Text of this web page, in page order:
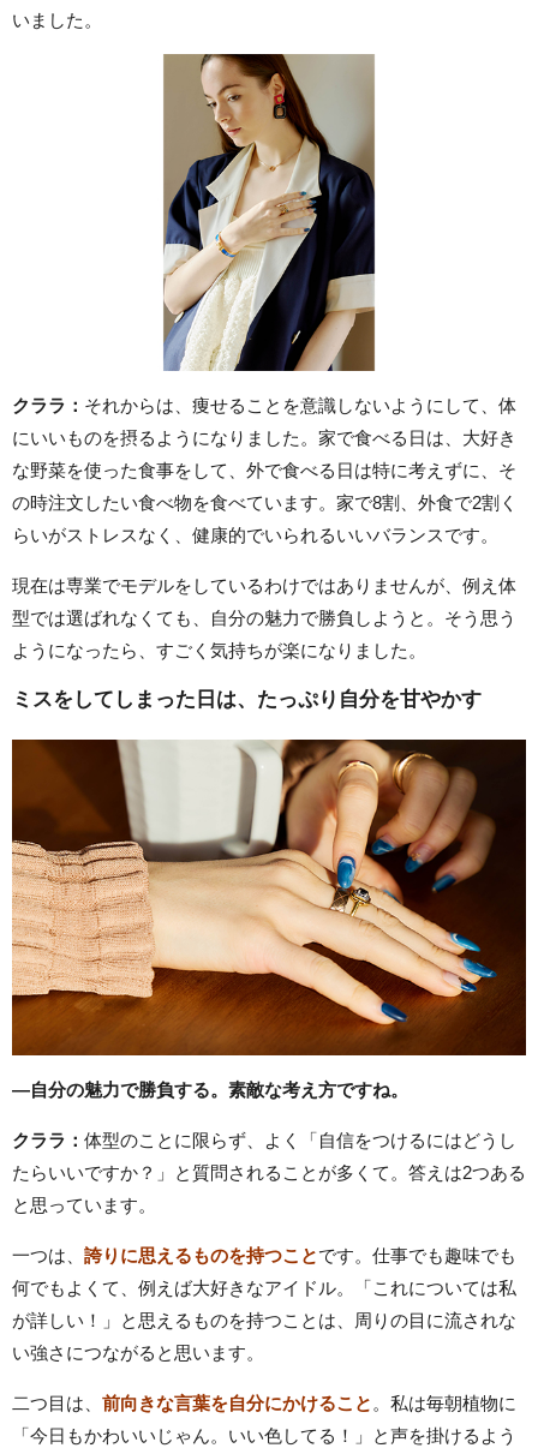
いました。
クララ： それからは、痩せることを意識しないようにして、体
にいいものを摂るようになりました。家で食べる日は、大好き
な野菜を使った食事をして、外で食べる日は特に考えずに、そ
の時注文したい食べ物を食べています。家で8割、外食で2割く
らいがストレスなく、健康的でいられるいいバランスです。
現在は専業でモデルをしているわけではありませんが、例え体
型では選ばれなくても、自分の魅力で勝負しようと。そう思う
ようになったら、すごく気持ちが楽になりました。
ミスをしてしまった日は、たっぷり自分を甘やかす
―自分の魅力で勝負する。素敵な考え方ですね。
クララ： 体型のことに限らず、よく「自信をつけるにはどうし
たらいいですか？」と質問されることが多くて。答えは2つある
と思っています。
一つは、 誇りに思えるものを持つことです。仕事でも趣味でも
何でもよくて、例えば大好きなアイドル。「これについては私
が詳しい！」と思えるものを持つことは、周りの目に流されな
い強さにつながると思います。
二つ目は、 前向きな言葉を自分にかけること 。私は毎朝植物に
「今日もかわいいじゃん。いい色してる！」と声を掛けるよう